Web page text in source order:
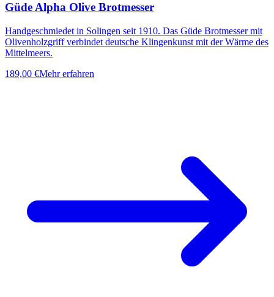
Güde Alpha Olive Brotmesser
Handgeschmiedet in Solingen seit 1910. Das Güde Brotmesser mit
Olivenholzgriff verbindet deutsche Klingenkunst mit der Wärme des
Mittelmeers.
189,00 €Mehr erfahren